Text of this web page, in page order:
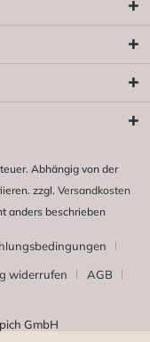
Abhängig von der
zzgl. Versandkosten
anders beschrieben
widerrufen
AGB
GmbH